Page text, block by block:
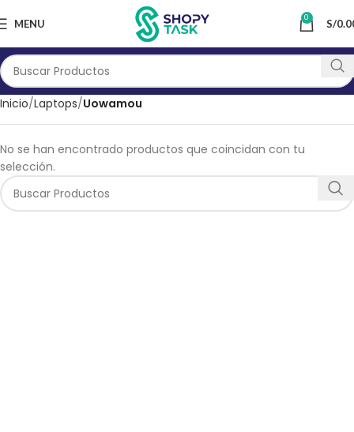
MENU 0 S/
Inicio Laptops Uowamou
No se han encontrado productos que coincidan con tu
selección.